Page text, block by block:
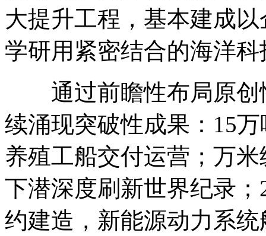
大提升工程，基本建成
学研用紧密结合的海洋
通过前瞻性布局原创
续涌现突破性成果：15
养殖工船交付运营；万
下潜深度刷新世界纪录
约建造，新能源动力系